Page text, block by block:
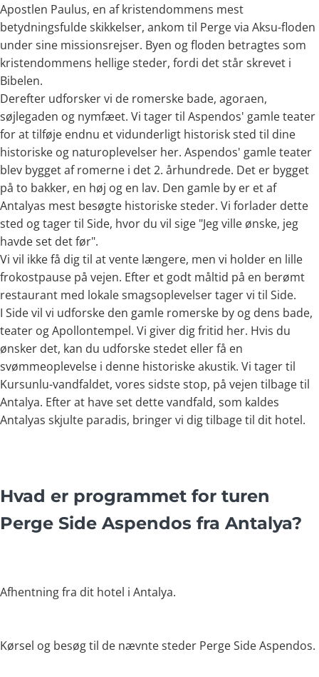
Apostlen Paulus, en af kristendommens mest
betydningsfulde skikkelser, ankom til Perge via Aksu-floden
under sine missionsrejser. Byen og floden betragtes som
kristendommens hellige steder, fordi det står skrevet i
Bibelen.
Derefter udforsker vi de romerske bade, agoraen,
søjlegaden og nymfæet. Vi tager til Aspendos' gamle teater
for at tilføje endnu et vidunderligt historisk sted til dine
historiske og naturoplevelser her. Aspendos' gamle teater
blev bygget af romerne i det 2. århundrede. Det er bygget
på to bakker, en høj og en lav. Den gamle by er et af
Antalyas mest besøgte historiske steder. Vi forlader dette
sted og tager til Side, hvor du vil sige "Jeg ville ønske, jeg
havde set det før".
Vi vil ikke få dig til at vente længere, men vi holder en lille
frokostpause på vejen. Efter et godt måltid på en berømt
restaurant med lokale smagsoplevelser tager vi til Side.
I Side vil vi udforske den gamle romerske by og dens bade,
teater og Apollontempel. Vi giver dig fritid her. Hvis du
ønsker det, kan du udforske stedet eller få en
svømmeoplevelse i denne historiske akustik. Vi tager til
Kursunlu-vandfaldet, vores sidste stop, på vejen tilbage til
Antalya. Efter at have set dette vandfald, som kaldes
Antalyas skjulte paradis, bringer vi dig tilbage til dit hotel.
Hvad er programmet for turen
Perge Side Aspendos fra Antalya?
Afhentning fra dit hotel i Antalya.
Kørsel og besøg til de nævnte steder Perge Side Aspendos.